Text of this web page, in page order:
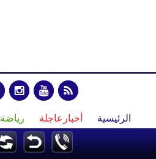
الرئيسية أخبارعاجلة رياضة
أزياء صحة وتغذية